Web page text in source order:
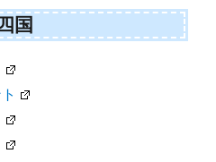
四国